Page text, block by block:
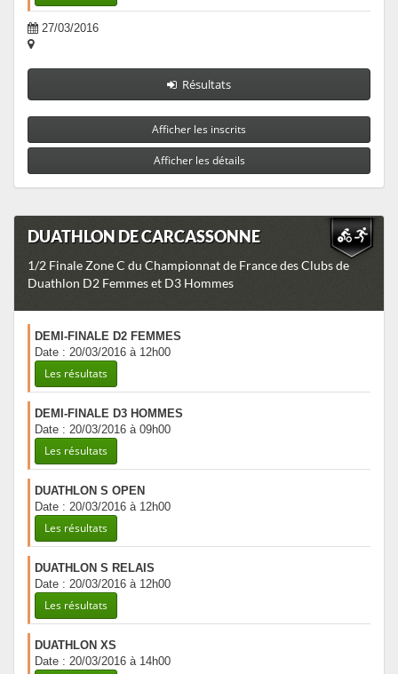
27/03/2016
Résultats
Afficher les inscrits
Afficher les détails
DUATHLON DE CARCASSONNE
1/2 Finale Zone C du Championnat de France des Clubs de
Duathlon D2 Femmes et D3 Hommes
DEMI-FINALE D2 FEMMES
Date : 20/03/2016 à 12h00
Les résultats
DEMI-FINALE D3 HOMMES
Date : 20/03/2016 à 09h00
Les résultats
DUATHLON S OPEN
Date : 20/03/2016 à 12h00
Les résultats
DUATHLON S RELAIS
Date : 20/03/2016 à 12h00
Les résultats
DUATHLON XS
Date : 20/03/2016 à 14h00